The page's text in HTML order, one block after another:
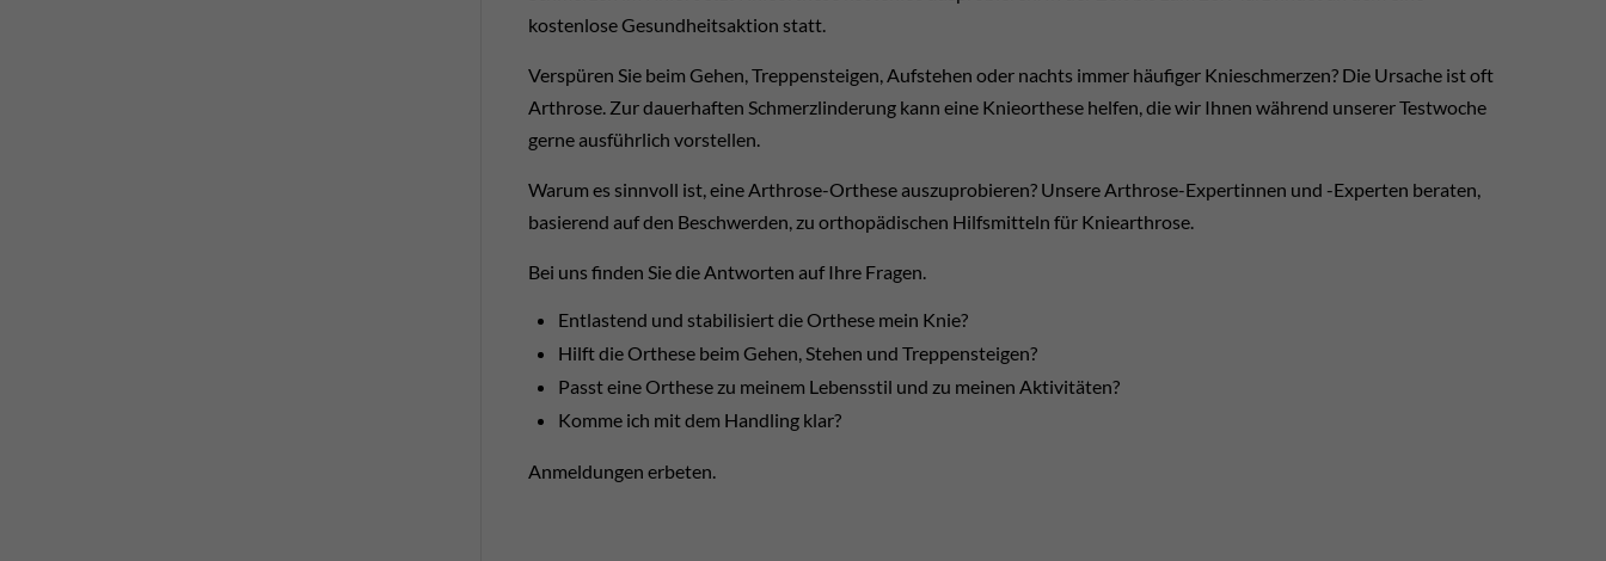
kostenlose Gesundheitsaktion statt.
Verspüren Sie beim Gehen, Treppensteigen, Aufstehen oder nachts immer häufiger Knieschmerzen? Die Ursache ist oft
Arthrose. Zur dauerhaften Schmerzlinderung kann eine Knieorthese helfen, die wir Ihnen während unserer Testwoche
gerne ausführlich vorstellen.
Warum es sinnvoll ist, eine Arthrose-Orthese auszuprobieren? Unsere Arthrose-Expertinnen und -Experten beraten,
basierend auf den Beschwerden, zu orthopädischen Hilfsmitteln für Kniearthrose.
Bei uns finden Sie die Antworten auf Ihre Fragen.
Entlastend und stabilisiert die Orthese mein Knie?
Hilft die Orthese beim Gehen, Stehen und Treppensteigen?
Passt eine Orthese zu meinem Lebensstil und zu meinen Aktivitäten?
Komme ich mit dem Handling klar?
Anmeldungen erbeten.